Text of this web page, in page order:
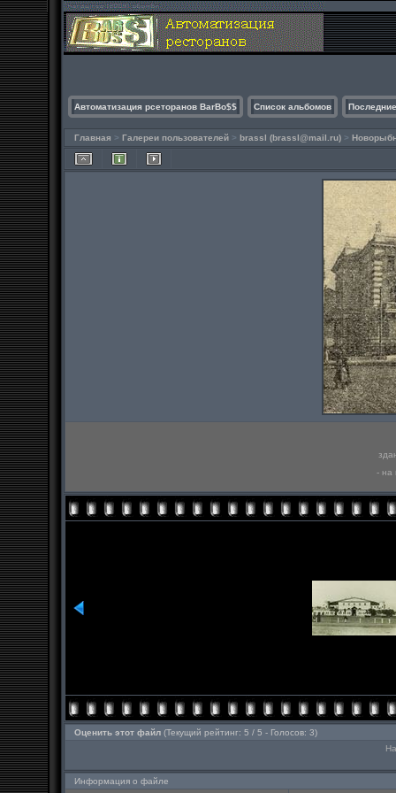
Автоматизация рсеторанов BarBo$$ Список альбомов
Главная > Галереи пользователей > brassl (brassl@mail.ru) >
- на
Оценить этот файл (Текущий рейтинг: 5 / 5 - Голосов: 3)
Информация о файле